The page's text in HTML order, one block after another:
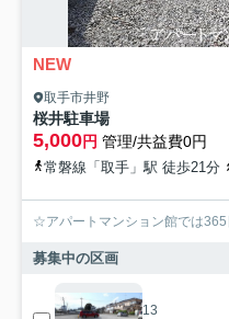
NEW
取手市井野
桜井駐車場
5,000円 管理/共益費0円
常磐線「取手」駅 徒歩21分
☆アパートマンション館では
募集中の区画
13